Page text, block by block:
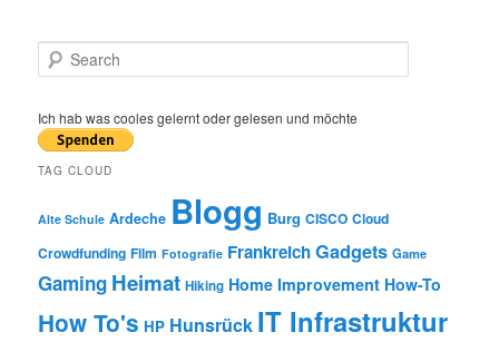
e
r
c
h
Ich hab was cooles gelernt oder gelesen und möchte
TAG CLOUD
Alte Schule Ardeche Blogg Burg CISCO Cloud
Crowdfunding Film Fotografie FrankreichGadgets Game
Gaming Heimat Hiking Home Improvement How-To
How To's HP Hunsrück IT Infrastruktur